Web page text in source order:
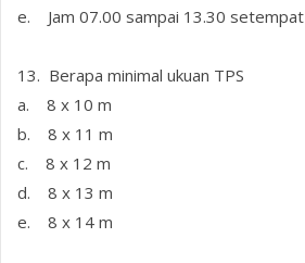
e. Jam 07.00 sampai 13.30 setempat
13. Berapa minimal ukuan TPS
a. 8 x 10 m
b. 8 x 11 m
c. 8 x 12 m
d. 8 x 13 m
e. 8 x 14 m